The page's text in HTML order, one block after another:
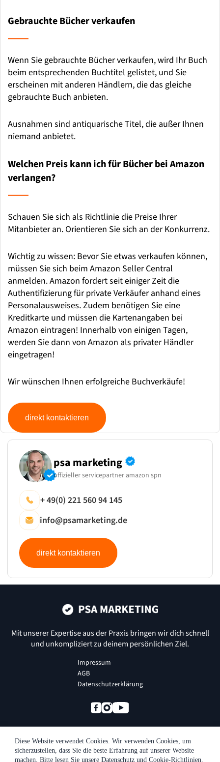
Gebrauchte Bücher verkaufen
Wenn Sie gebrauchte Bücher verkaufen, wird Ihr Buch
beim entsprechenden Buchtitel gelistet, und Sie
erscheinen mit anderen Händlern, die das gleiche
gebrauchte Buch anbieten.
Ausnahmen sind antiquarische Titel, die außer Ihnen
niemand anbietet.
Welchen Preis kann ich für Bücher bei Amazon
verlangen?
Schauen Sie sich als Richtlinie die Preise Ihrer
Mitanbieter an. Orientieren Sie sich an der Konkurrenz.
Wichtig zu wissen: Bevor Sie etwas verkaufen können,
müssen Sie sich beim Amazon Seller Central
anmelden. Amazon fordert seit einiger Zeit die
Authentifizierung für private Verkäufer anhand eines
Personalausweises. Zudem benötigen Sie eine
Kreditkarte und müssen die Kartenangaben bei
Amazon eintragen! Innerhalb von einigen Tagen,
werden Sie dann von Amazon als privater Händler
eingetragen!
Wir wünschen Ihnen erfolgreiche Buchverkäufe!
direkt kontaktieren
psa marketing
offizieller servicepartner amazon spn
+ 49(0) 221 560 94 145
info@psamarketing.de
direkt kontaktieren
Impressum
AGB
Datenschutzerklärung
Mit unserer Expertise aus der Praxis bringen wir dich schnell
und unkompliziert zu deinem persönlichen Ziel.
© Сopyright 2024 All Rights Reserved
Diese Website verwendet Cookies. Wir verwenden Cookies, um
sicherzustellen, dass Sie die beste Erfahrung auf unserer Website
machen. Bitte lesen Sie unsere Datenschutz und Cookie-Richtlinien.